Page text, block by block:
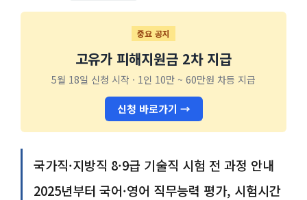
중요 공지
고유가 피해지원금 2차 지급
5월 18일 신청 시작 · 1인 10만 ~ 60만원 차등 지급
신청 바로가기 →
국가직·지방직 8·9급 기술직 시험 전 과정 안내
2025년부터 국어·영어 직무능력 평가, 시험시간